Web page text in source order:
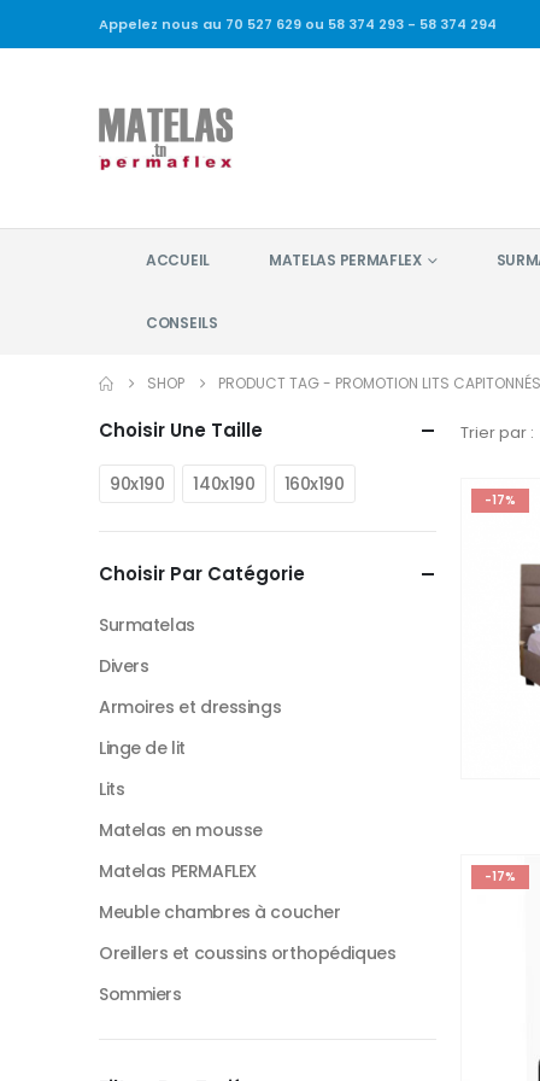
Appelez nous au 70 527 629 ou 58 374 293 - 58 374 294
ACCUEIL MATELAS PERMAFLEX
CONSEILS
SHOP PRODUCT TAG - PROMOTION LITS CAPITONNÉS
Trier par :
-17%
-17%
Choisir Une Taille
90x190 140x190 160x190
Choisir Par Catégorie
Surmatelas
Divers
Armoires et dressings
Linge de lit
Lits
Matelas en mousse
Matelas PERMAFLEX
Meuble chambres à coucher
Oreillers et coussins orthopédiques
Sommiers